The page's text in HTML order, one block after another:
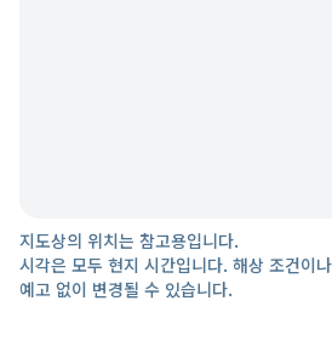
지도상의 위치는 참고용입니다.
시각은 모두 현지 시간입니다. 해상 조건이
예고 없이 변경될 수 있습니다.